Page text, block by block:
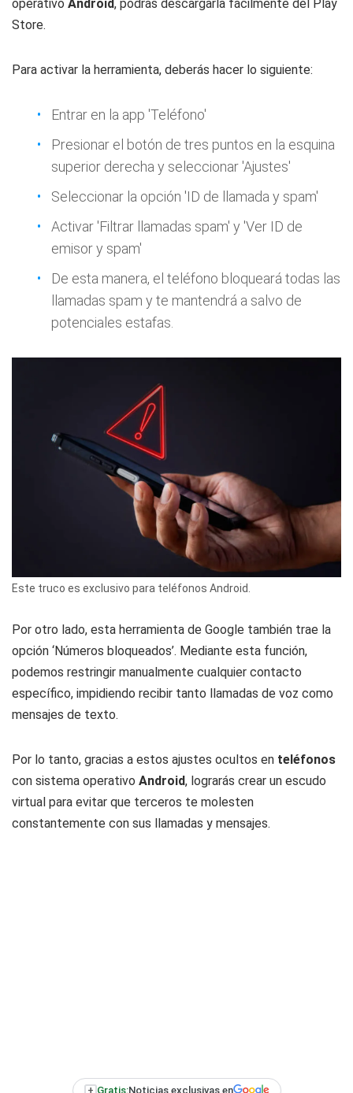
operativo Android, podrás descargarla fácilmente del Play
Store.
Para activar la herramienta, deberás hacer lo siguiente:
Entrar en la app 'Teléfono'
Presionar el botón de tres puntos en la esquina
superior derecha y seleccionar 'Ajustes'
Seleccionar la opción 'ID de llamada y spam'
Activar 'Filtrar llamadas spam' y 'Ver ID de
emisor y spam'
De esta manera, el teléfono bloqueará todas las
llamadas spam y te mantendrá a salvo de
potenciales estafas.
Este truco es exclusivo para teléfonos Android.
Por otro lado, esta herramienta de Google también trae la
opción ‘Números bloqueados’. Mediante esta función,
podemos restringir manualmente cualquier contacto
específico, impidiendo recibir tanto llamadas de voz como
mensajes de texto.
Por lo tanto, gracias a estos ajustes ocultos en teléfonos
con sistema operativo Android, lograrás crear un escudo
virtual para evitar que terceros te molesten
constantemente con sus llamadas y mensajes.
+ Gratis:Noticias exclusivas en